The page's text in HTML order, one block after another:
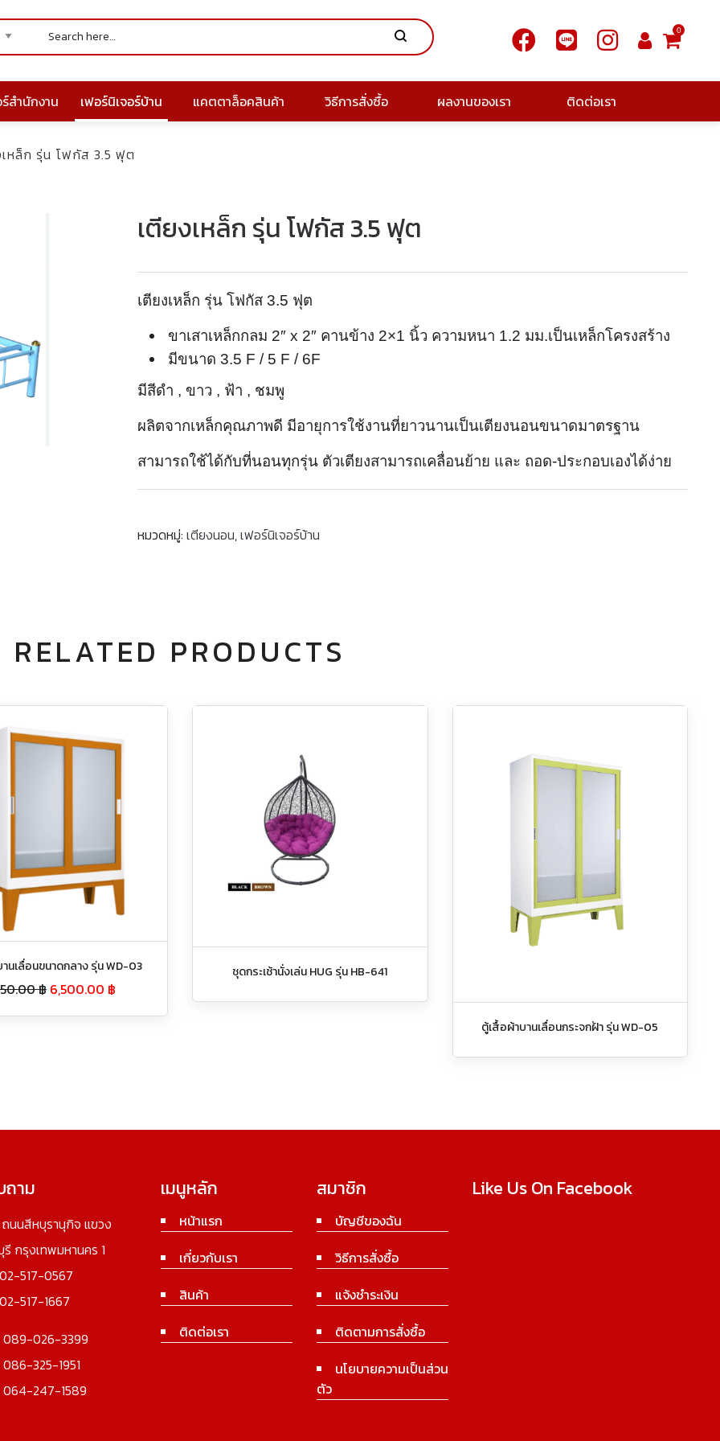
0
สำนักงาน เฟอร์นิเจอร์บ้าน แคตตาล็อคสินค้า วิธีการสั่งซื้อ ผลงานของเรา ติดต่อเรา
เหล็ก รุ่น โฟกัส 3.5 ฟุต
เตียงเหล็ก รุ่น โฟกัส 3.5 ฟุต
เตียงเหล็ก รุ่น โฟกัส 3.5 ฟุต
ขาเสาเหล็กกลม 2″ x 2″ คานข้าง 2×1 นิ้ว ความหนา 1.2 มม.เป็นเหล็กโครงสร้าง
มีขนาด 3.5 F / 5 F / 6F
มีสีดำ , ขาว , ฟ้า , ชมพู
ผลิตจากเหล็กคุณภาพดี มีอายุการใช้งานที่ยาวนานเป็นเตียงนอนขนาดมาตรฐาน
สามารถใช้ได้กับที่นอนทุกรุ่น ตัวเตียงสามารถเคลื่อนย้าย และ ถอด-ประกอบเองได้ง่าย
หมวดหมู่:เตียงนอน,เฟอร์นิเจอร์บ้าน
RELATED PRODUCTS
นเลื่อนขนาดกลาง รุ่น WD-03
฿6,500.00 ฿
ชุดกระเช้านั่งเล่น HUG รุ่น HB-641
ตู้เสื้อผ้าบานเลื่อนกระจกฝ้า รุ่น WD-05
าม
นนสีหบุรานุกิจ แขวง
กรุงเทพมหานคร 1
517-0567
517-1667
089-026-3399
086-325-1951
064-247-1589
เมนูหลัก
หน้าแรก
เกี่ยวกับเรา
สินค้า
ติดต่อเรา
สมาชิก
บัญชีของฉัน
วิธีการสั่งซื้อ
แจ้งชำระเงิน
ติดตามการสั่งซื้อ
นโยบายความเป็นส่วน
ตัว
Like Us On Facebook